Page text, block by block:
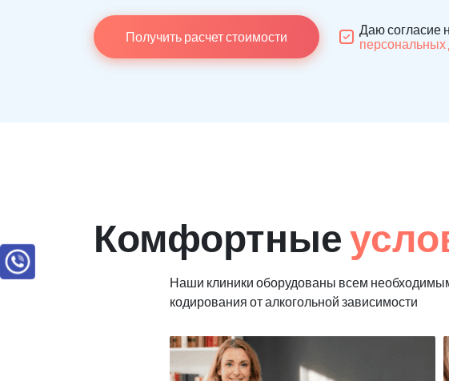
Получить расчет стоимости
Даю согласие
Комфортные
Наши клиники оборудованы всем
кодирования от алкогольной зависимости